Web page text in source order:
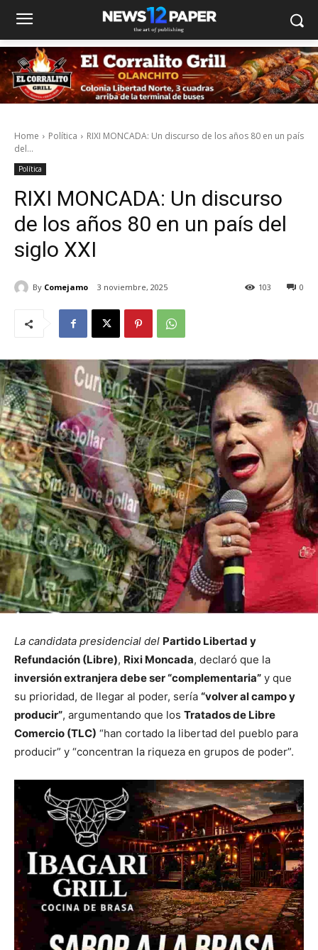
Home Política
RIXI MONCADA: Un discurso de los años 80 en un país
del...
Política
RIXI MONCADA: Un discurso
de los años 80 en un país del
siglo XXI
By Comejamo 3 noviembre, 2025 0
103
La candidata presidencial del Partido Libertad y
Refundación (Libre), Rixi Moncada, declaró que la
inversión extranjera debe ser “complementaria” y que
su prioridad, de llegar al poder, sería “volver al campo y
producir”, argumentando que los Tratados de Libre
Comercio (TLC) “han cortado la libertad del pueblo para
producir” y “concentran la riqueza en grupos de poder”.